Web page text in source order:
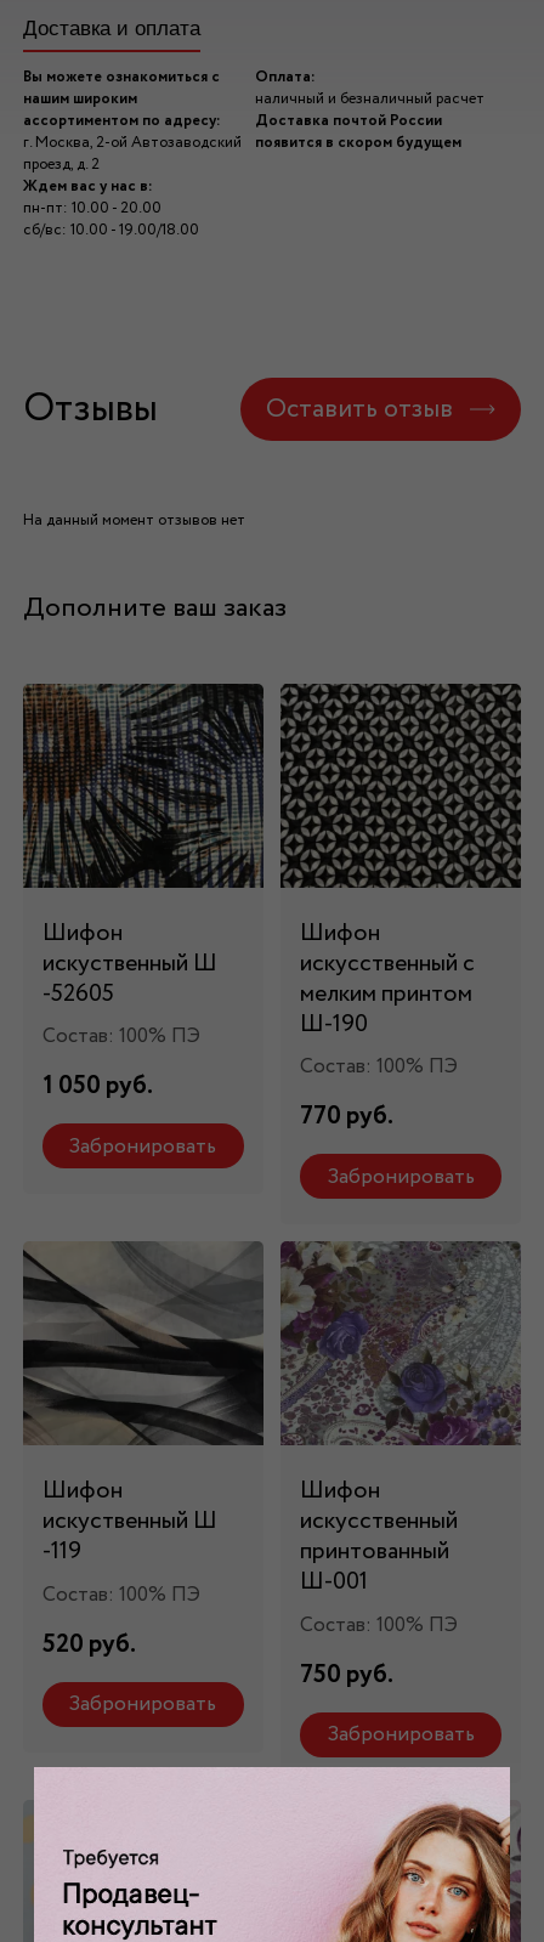
Доставка и оплата
Вы можете ознакомиться с
нашим широким
ассортиментом по адресу:
г. Москва, 2-ой Автозаводский
проезд, д. 2
Ждем вас у нас в:
пн-пт: 10.00 - 20.00
сб/вс: 10.00 - 19.00/18.00
Оплата:
наличный и безналичный расчет
Доставка почтой России
появится в скором будущем
Отзывы Оставить отзыв
На данный момент отзывов нет
Дополните ваш заказ
Шифон
искуственный Ш
-52605
Состав: 100% ПЭ
1 050 руб.
Забронировать
Шифон
искусственный с
мелким принтом
Ш-190
Состав: 100% ПЭ
770 руб.
Забронировать
Шифон
искуственный Ш
-119
Состав: 100% ПЭ
520 руб.
Забронировать
Шифон
искусственный
принтованный
Ш-001
Состав: 100% ПЭ
750 руб.
Забронировать